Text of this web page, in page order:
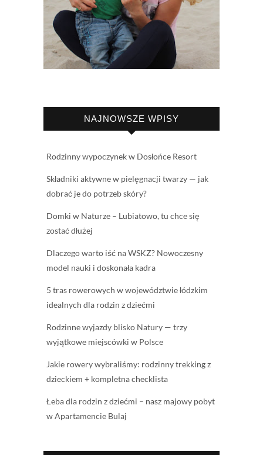
NAJNOWSZE WPISY
Rodzinny wypoczynek w Dosłońce Resort
Składniki aktywne w pielęgnacji twarzy — jak
dobrać je do potrzeb skóry?
Domki w Naturze – Lubiatowo, tu chce się
zostać dłużej
Dlaczego warto iść na WSKZ? Nowoczesny
model nauki i doskonała kadra
5 tras rowerowych w województwie łódzkim
idealnych dla rodzin z dziećmi
Rodzinne wyjazdy blisko Natury — trzy
wyjątkowe miejscówki w Polsce
Jakie rowery wybraliśmy: rodzinny trekking z
dzieckiem + kompletna checklista
Łeba dla rodzin z dziećmi – nasz majowy pobyt
w Apartamencie Bulaj